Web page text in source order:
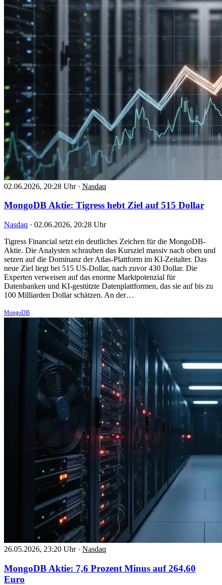
02.06.2026, 20:28 Uhr · Nasdaq
MongoDB Aktie: Tigress hebt Ziel auf 515 Dollar
Nasdaq · 02.06.2026, 20:28 Uhr
Tigress Financial setzt ein deutliches Zeichen für die MongoDB-
Aktie. Die Analysten schrauben das Kursziel massiv nach oben und
setzen auf die Dominanz der Atlas-Plattform im KI-Zeitalter. Das
neue Ziel liegt bei 515 US-Dollar, nach zuvor 430 Dollar. Die
Experten verweisen auf das enorme Marktpotenzial für
Datenbanken und KI-gestützte Datenplattformen, das sie auf bis zu
100 Milliarden Dollar schätzen. An der…
MongoDB
26.05.2026, 23:20 Uhr · Nasdaq
MongoDB Aktie: 7,6 Prozent Minus auf 264,60
Euro